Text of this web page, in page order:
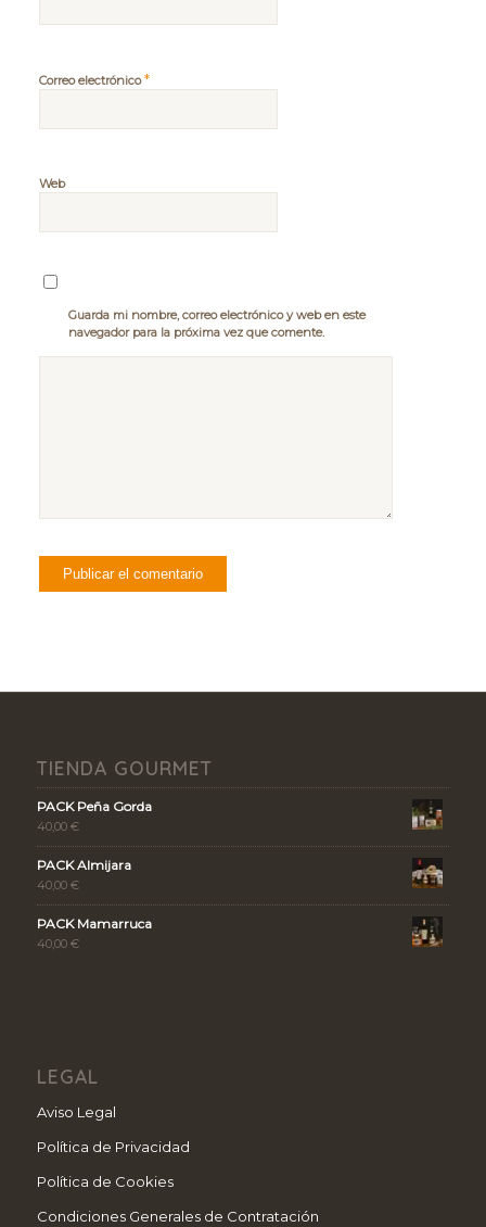
Correo electrónico*
Web
Guarda mi nombre, correo electrónico y web en este
navegador para la próxima vez que comente.
TIENDA GOURMET
PACK Peña Gorda
40,00 €
PACK Almijara
40,00 €
PACK Mamarruca
40,00 €
LEGAL
Aviso Legal
Política de Privacidad
Política de Cookies
Condiciones Generales de Contratación